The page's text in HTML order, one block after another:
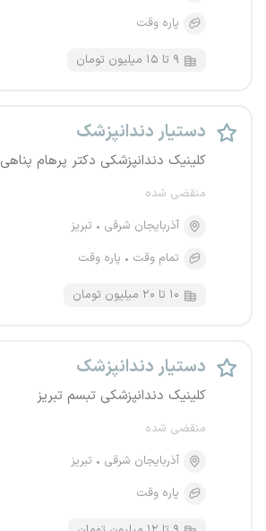
پاره وقت
۹ تا ۱۵ میلیون تومان
دستیار دندانپزشک
کلینیک دندانپزشکی دکتر پرهام پناهی
منقضی شده
آذربایجان شرقی
تبریز
تمام وقت
پاره وقت
۱۰ تا ۲۰ میلیون تومان
دستیار دندانپزشک
کلینیک دندانپزشکی تبسم تبریز
منقضی شده
آذربایجان شرقی
تبریز
پاره وقت